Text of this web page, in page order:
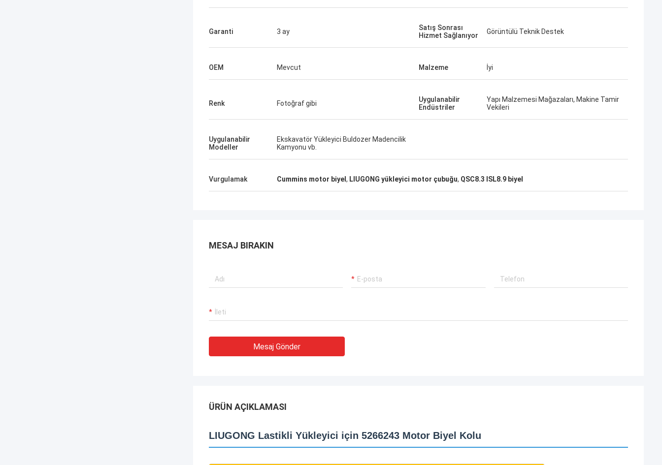
Garanti 3 ay
Satış Sonrası
Hizmet Sağlanıyor
Görüntülü Teknik Destek
OEM Mevcut Malzeme İyi
Renk Fotoğraf gibi
Uygulanabilir
Endüstriler
Yapı Malzemesi Mağazaları, Makine Tamir
Vekileri
Uygulanabilir
Modeller
Ekskavatör Yükleyici Buldozer Madencilik
Kamyonu vb.
Vurgulamak Cummins motor biyel , LIUGONG yükleyici motor çubuğu, QSC8.3 ISL8.9 biyel
MESAJ BIRAKIN
Mesaj Gönder
ÜRÜN AÇIKLAMASI
LIUGONG Lastikli Yükleyici için 5266243 Motor Biyel Kolu